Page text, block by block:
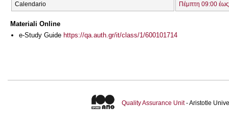
Calendario Πέμπτη 09:00
Materiali Online
e-Study Guide https://qa.auth.gr/it/class/1/600101714
Quality Assurance Unit- Aristotle